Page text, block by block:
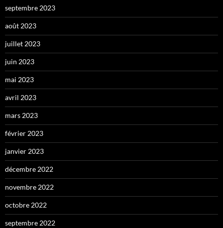
septembre 2023
août 2023
juillet 2023
juin 2023
mai 2023
avril 2023
mars 2023
février 2023
janvier 2023
décembre 2022
novembre 2022
octobre 2022
septembre 2022